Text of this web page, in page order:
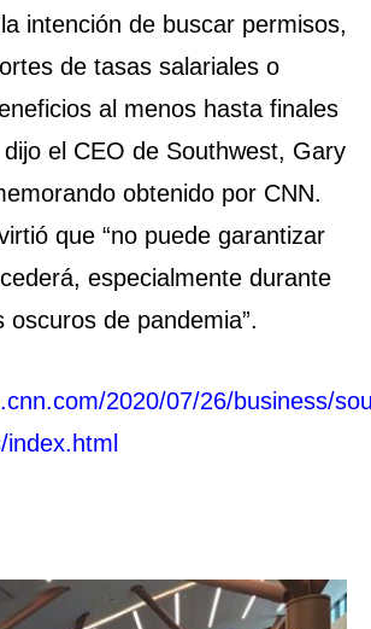
intención de buscar permisos,
de tasas salariales o
al menos hasta finales
el CEO de Southwest, Gary
obtenido por CNN.
que “no puede garantizar
especialmente durante
oscuros de pandemia”.
2020/07/26/business/